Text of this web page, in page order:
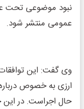
نبود موضوعی تحت
عمومی منتشر شود.
وی گفت: این
ارزی به خصوص
حال اجراست. در این